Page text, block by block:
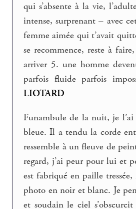
qui s’absente à la vie,
intense, surprenant – avec
femme aimée qui t’avait
se recommence, reste à
arriver 5. une homme
parfois fluide parfois
LIOTARD
Funambule de la nuit, je l’ai
bleue. Il a tendu la corde
ressemble à un fleuve de
regard, j’ai peur pour lui et
est fabriqué en paille
photo en noir et blanc. Je
et soudain le ciel